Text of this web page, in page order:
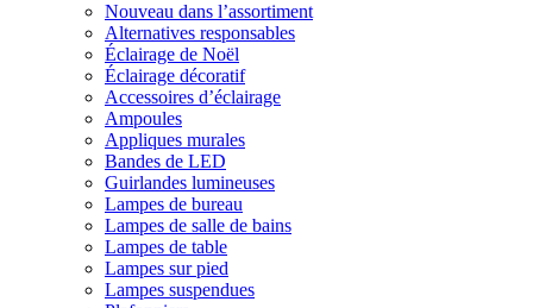
Nouveau dans l’assortiment
Alternatives responsables
Éclairage de Noël
Éclairage décoratif
Accessoires d’éclairage
Ampoules
Appliques murales
Bandes de LED
Guirlandes lumineuses
Lampes de bureau
Lampes de salle de bains
Lampes de table
Lampes sur pied
Lampes suspendues